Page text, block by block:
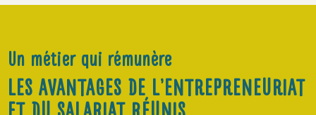
Un métier qui rémunère
LES AVANTAGES DE L’ENTREPRENEURIAT
ET DU SALARIAT RÉUNIS